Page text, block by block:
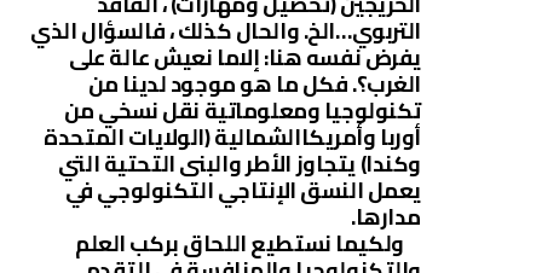
التربوي…الخ. والحال كذلك ، فالسؤال الذي
يفرض نفسه هنا: إلاما نعيش عالة على
الغرب؟. فكل ما هو موجود لدينا من
تكنولوجيا ومعلوماتية نقل نسخي من
أوربا وأمريكاالشمالية (الولايات المتحدة
وكندا) يتجاوز الأطر والبنى التحتية التي
يعمل النسق الإنتاجي التكنولوجي في
مدارها.
ولكيما نستطيع اللحاق بركب العلم